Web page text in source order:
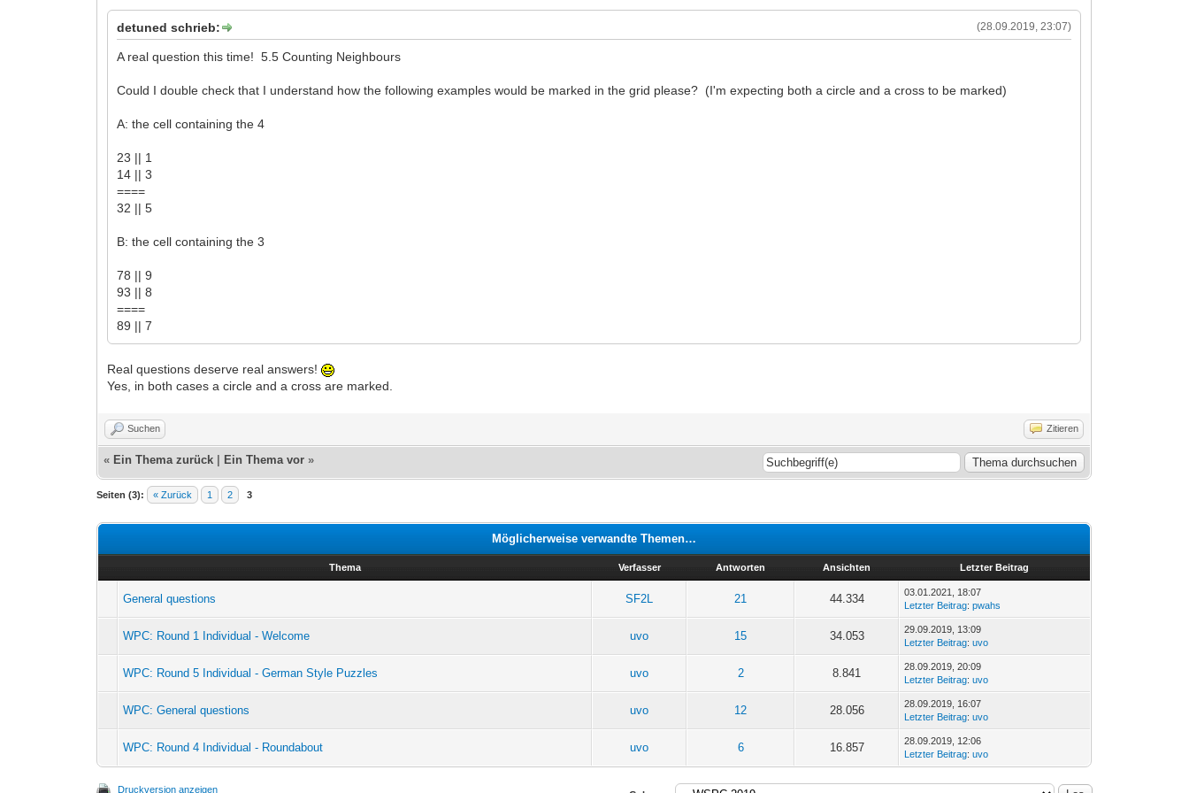
(28.09.2019, 23:07)
detuned schrieb:
A real question this time! 5.5 Counting Neighbours
Could I double check that I understand how the following examples would be marked in the grid please? (I'm expecting both a circle and a cross to be marked)
A: the cell containing the 4
23 || 1
14 || 3
====
32 || 5
B: the cell containing the 3
78 || 9
93 || 8
====
89 || 7
Real questions deserve real answers!
Yes, in both cases a circle and a cross are marked.
Suchen Zitieren
« Ein Thema zurück Ein Thema vor »
Seiten (3): « Zurück 1 2 3
Möglicherweise verwandte Themen…
Thema Verfasser Antworten Ansichten Letzter Beitrag
General questions SF2L 21 44.334
03.01.2021, 18:07
Letzter Beitrag:pwahs
WPC: Round 1 Individual - Welcome uvo 15 34.053
29.09.2019, 13:09
Letzter Beitrag:uvo
WPC: Round 5 Individual - German Style Puzzles uvo 2 8.841
28.09.2019, 20:09
Letzter Beitrag:uvo
WPC: General questions uvo 12 28.056
28.09.2019, 16:07
Letzter Beitrag:uvo
WPC: Round 4 Individual - Roundabout uvo 6 16.857
28.09.2019, 12:06
Letzter Beitrag:uvo
Druckversion anzeigen